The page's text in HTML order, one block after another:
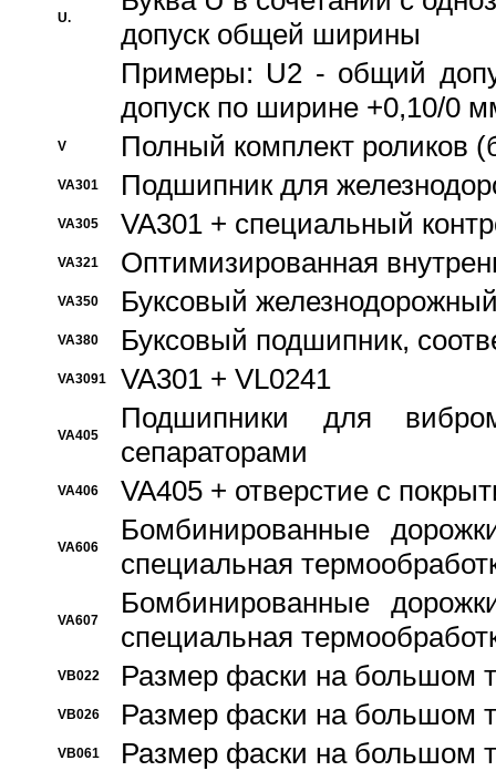
U.
допуск общей ширины
Примеры: U2 - общий
допуск по ширине +0,10/0
V Полный комплект роликов
VA301 Подшипник для
VA305 VA301 + специальный
VA321 Оптимизированная
VA350 Буксовый
VA380 Буксовый подшипник,
VA3091 VA301 + VL0241
VA405
Подшипники для
сепараторами
VA406 VA405 + отверстие с
VA606
Бомбинированные
специальная
VA607
Бомбинированные
специальная
VB022 Размер фаски на большом
VB026 Размер фаски на большом
VB061 Размер фаски на большом